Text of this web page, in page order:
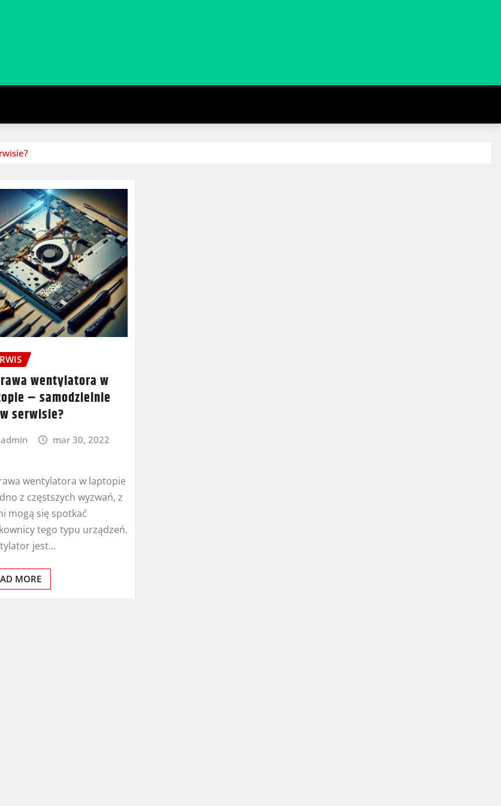
wentylatora w
– samodzielnie
serwisie?
admin
mar 30, 2022
wentylatora w laptopie
z częstszych wyzwań, z
mogą się spotkać
tego typu urządzeń.
jest…
MORE